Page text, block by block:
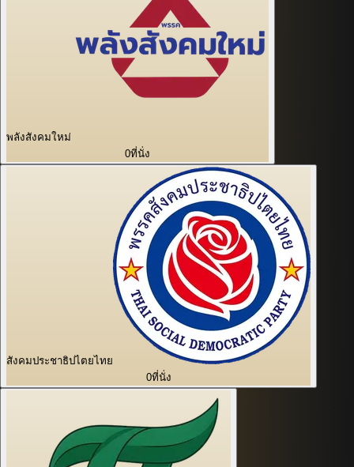
พลังสังคมใหม่
0ที่นั่ง
สังคมประชาธิปไตยไทย
0ที่นั่ง